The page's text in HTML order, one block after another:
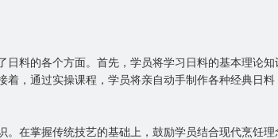
日料的各个方面。首先，学员将学习日料的基本理论
着，通过实操课程，学员将亲自动手制作各种经典日
。在掌握传统技艺的基础上，鼓励学员结合现代烹饪